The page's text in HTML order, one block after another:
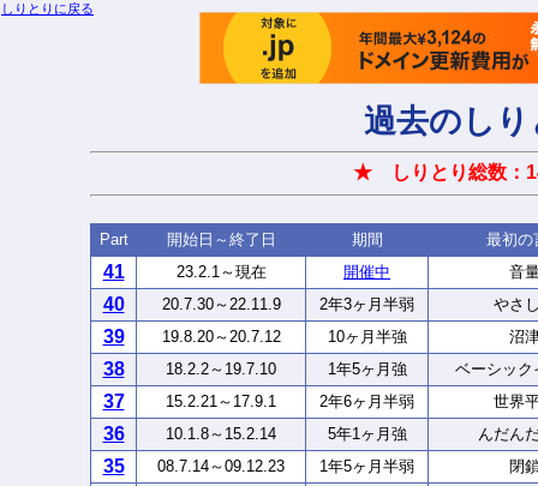
過去のしり
★ しりとり総数
Part 開始日～終了日 期間 最初の
41 23.2.1～現在 開催中 音
40 20.7.30～22.11.9 2年3ヶ月半弱 やさ
39 19.8.20～20.7.12 10ヶ月半強 沼
38 18.2.2～19.7.10 1年5ヶ月強 ベーシック
37 15.2.21～17.9.1 2年6ヶ月半弱 世界
36 10.1.8～15.2.14 5年1ヶ月強 んだん
35 08.7.14～09.12.23 1年5ヶ月半弱 閉
しりとりに戻る